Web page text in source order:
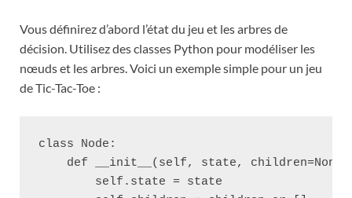
Vous définirez d’abord l’état du jeu et les arbres de
décision. Utilisez des classes Python pour modéliser les
nœuds et les arbres. Voici un exemple simple pour un jeu
de Tic-Tac-Toe :
class Node:
def __init__(self, state,
        self.state = state